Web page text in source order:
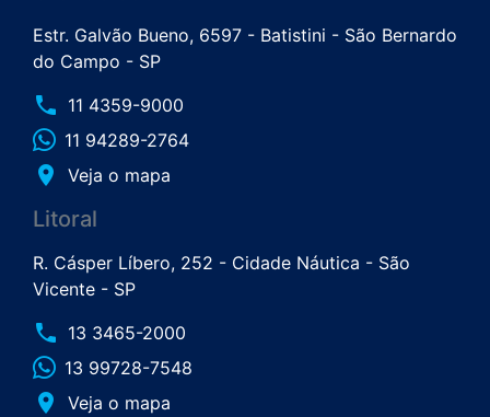
Estr. Galvão Bueno, 6597 - Batistini - São Bernardo
do Campo - SP
phone 11 4359-9000
11 94289-2764
place Veja o mapa
Litoral
R. Cásper Líbero, 252 - Cidade Náutica - São
Vicente - SP
phone 13 3465-2000
13 99728-7548
place Veja o mapa